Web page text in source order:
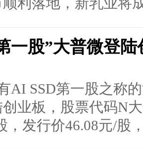
一股”大普微登
AI SSD第一股之称
业板，股票代码N
，发行价46.08元/股